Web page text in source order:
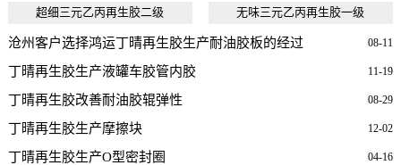
超细三元乙丙再生胶二级 无味三元乙丙再生胶一级
08-11
沧州客户选择鸿运丁晴再生胶生产耐油胶板的经过
11-19
丁晴再生胶生产液罐车胶管内胶
08-29
丁晴再生胶改善耐油胶辊弹性
12-02
丁晴再生胶生产摩擦块
04-16
丁晴再生胶生产O型密封圈